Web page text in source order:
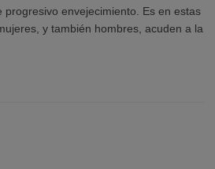
progresivo envejecimiento. Es en estas
y también hombres, acuden a la